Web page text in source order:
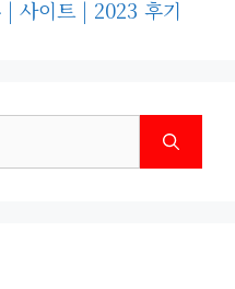
사이트 | 2023 후기